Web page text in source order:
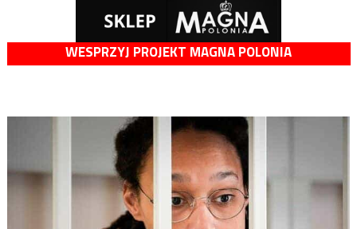
WESPRZYJ PROJEKT MAGNA POLONIA